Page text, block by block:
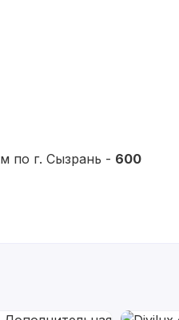
по г. Сызрань - 600